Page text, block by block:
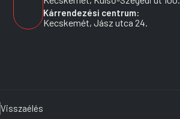
Kárrendezési centrum:
Kecskemét, Jász utca 24.
Visszaélés